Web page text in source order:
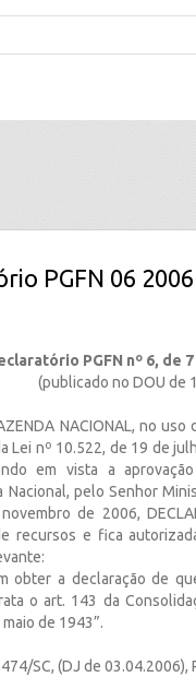
PGFN 06
PGFN nº 6, de
(publicado no DOU de
NACIONAL, no
Lei nº 10.522, de 19 de
em vista a aprovação
Nacional, pelo Senhor
de 2006,
recursos e fica
obter a declaração de
o art. 143 da
de 1943”.
SC, (DJ de